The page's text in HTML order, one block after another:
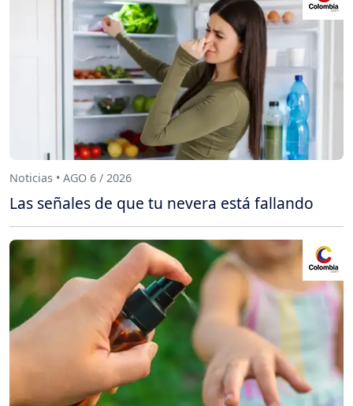
Noticias • AGO 6 / 2026
Las señales de que tu nevera está fallando